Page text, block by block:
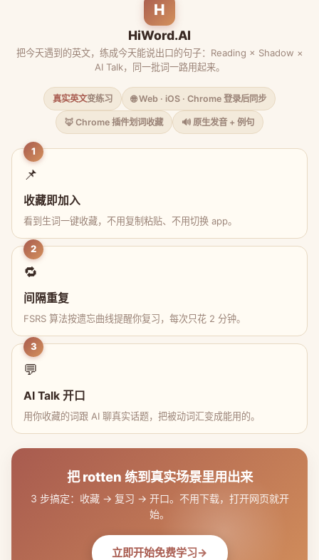
H
HiWord.AI
把今天遇到的英文，练成今天能说出口的句子：Reading × Shadow ×
AI Talk，同一批词一路用起来。
真实英文变练习 🌐 Web · iOS · Chrome 登录后同步
🦊 Chrome 插件划词收藏 🔊 原生发音 + 例句
1
📌
收藏即加入
看到生词一键收藏，不用复制粘贴、不用切换 app。
2
🔁
间隔重复
FSRS 算法按遗忘曲线提醒你复习，每次只花 2 分钟。
3
💬
AI Talk 开口
用你收藏的词跟 AI 聊真实话题，把被动词汇变成能用的。
把 rotten 练到真实场景里用出来
3 步搞定：收藏 → 复习 → 开口。不用下载，打开网页就开
始。
立即开始免费学习